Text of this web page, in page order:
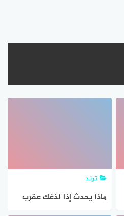
ترند
ماذا يحدث إذا لذغك عقرب